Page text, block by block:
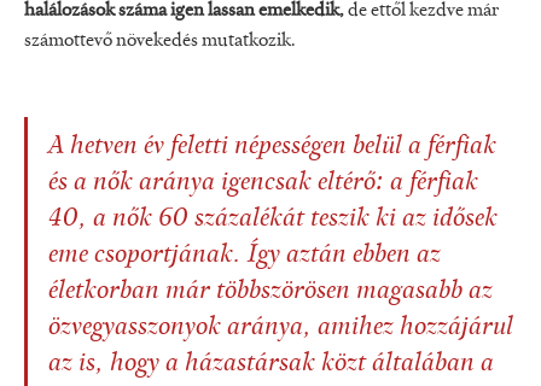
halálozások száma igen lassan emelkedik,de ettől kezdve már
számottevő növekedés mutatkozik.
A hetven év feletti népességen belül a férfiak
és a nők aránya igencsak eltérő: a férfiak
40, a nők 60 százalékát teszik ki az idősek
eme csoportjának. Így aztán ebben az
életkorban már többszörösen magasabb az
özvegyasszonyok aránya, amihez hozzájárul
az is, hogy a házas­társak közt általában a